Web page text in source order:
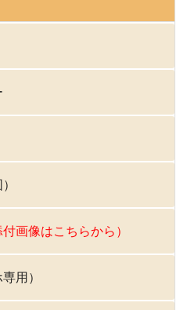
付画像はこちらから）
用）